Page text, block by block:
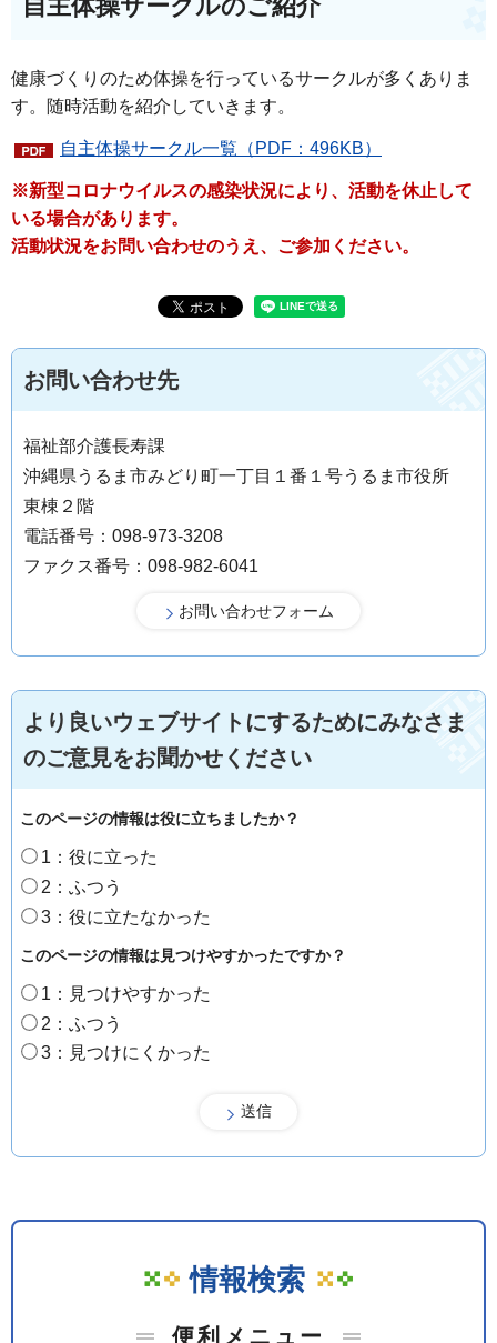
自主体操サークルのご紹介
健康づくりのため体操を行っているサークルが多くありま
す。随時活動を紹介していきます。
自主体操サークル一覧（PDF：496KB）
※新型コロナウイルスの感染状況により、活動を休止して
いる場合があります。
活動状況をお問い合わせのうえ、ご参加ください。
お問い合わせ先
福祉部介護長寿課
沖縄県うるま市みどり町一丁目１番１号うるま市役所
東棟２階
電話番号：098-973-3208
ファクス番号：098-982-6041
より良いウェブサイトにするためにみなさま
のご意見をお聞かせください
このページの情報は役に立ちましたか？
1：役に立った
2：ふつう
3：役に立たなかった
このページの情報は見つけやすかったですか？
1：見つけやすかった
2：ふつう
3：見つけにくかった
情報検索
便利メニュー